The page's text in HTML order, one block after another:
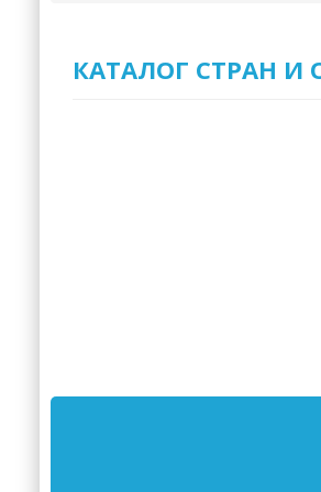
КАТАЛОГ СТРАН И